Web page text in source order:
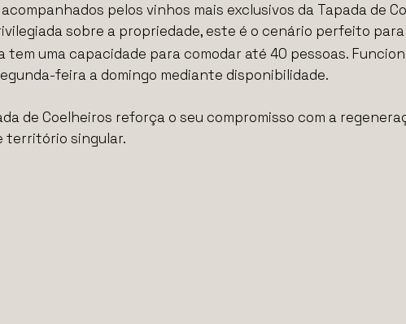
pelos vinhos mais exclusivos da Tapada de
sobre a propriedade, este é o cenário perfeito
tem uma capacidade para comodar até 40 pessoas.
feira a domingo mediante disponibilidade.
de Coelheiros reforça o seu compromisso com a
território singular.